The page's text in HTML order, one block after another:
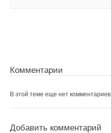
Комментарии
В этой теме еще нет комментариев
Добавить комментарий